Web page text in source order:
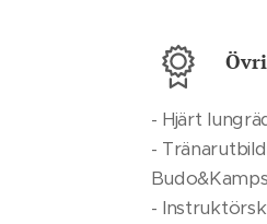
- Hjärt
-
-